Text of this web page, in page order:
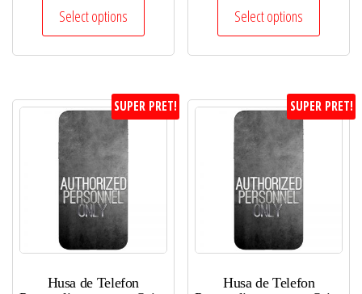
Select options Select options
SUPER PRET!
Husa de Telefon
SUPER PRET!
Husa de Telefon